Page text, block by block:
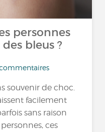
personnes
bleus ?
commentaires
souvenir de choc.
facilement
sans raison
ces